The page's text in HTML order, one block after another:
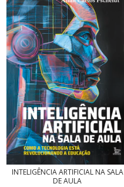
INTELIGÊNCIA ARTIFICIAL NA SALA
DE AULA